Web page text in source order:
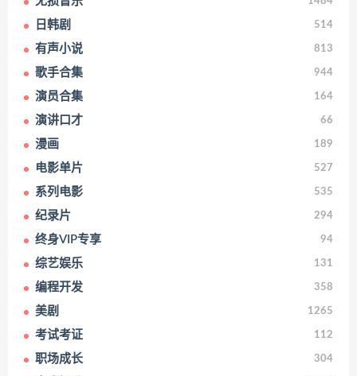
日韩剧 514
有声小说 813
歌手合集 944
演员合集 164
演讲口才 66
漫画 189
电影单片 527
系列电影 535
纪录片 294
终身VIP专享 94
综艺娱乐 131
编程开发 358
美剧 1265
考试考证 112
职场成长 304